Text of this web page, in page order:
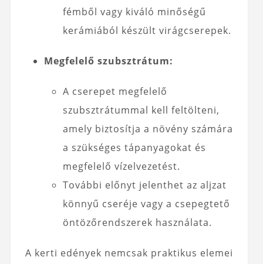
fémből vagy kiváló minőségű
kerámiából készült virágcserepek.
Megfelelő szubsztrátum:
A cserepet megfelelő
szubsztrátummal kell feltölteni,
amely biztosítja a növény számára
a szükséges tápanyagokat és
megfelelő vízelvezetést.
További előnyt jelenthet az aljzat
könnyű cseréje vagy a csepegtető
öntözőrendszerek használata.
A kerti edények nemcsak praktikus elemei